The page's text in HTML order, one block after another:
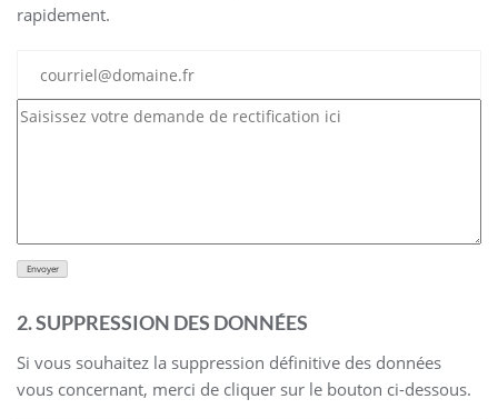
rapidement.
2. SUPPRESSION DES DONNÉES
Si vous souhaitez la suppression définitive des données
vous concernant, merci de cliquer sur le bouton ci-dessous.